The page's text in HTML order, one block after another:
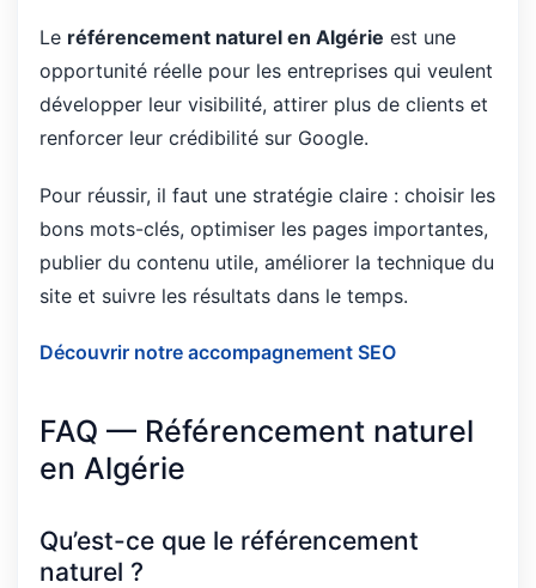
Le référencement naturel en Algérie est une
opportunité réelle pour les entreprises qui veulent
développer leur visibilité, attirer plus de clients et
renforcer leur crédibilité sur Google.
Pour réussir, il faut une stratégie claire : choisir les
bons mots-clés, optimiser les pages importantes,
publier du contenu utile, améliorer la technique du
site et suivre les résultats dans le temps.
Découvrir notre accompagnement SEO
FAQ — Référencement naturel
en Algérie
Qu’est-ce que le référencement
naturel ?